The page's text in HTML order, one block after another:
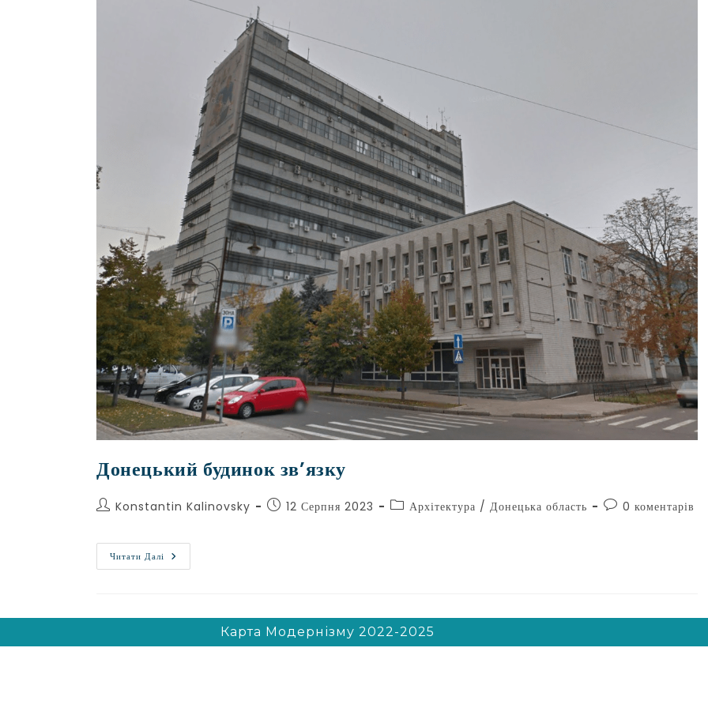
Донецький будинок зв’язку
Konstantin Kalinovsky 12 Серпня 2023 Архітектура / Донецька область 0 коментарів
Читати Далі
Карта Модернізму 2022-2025